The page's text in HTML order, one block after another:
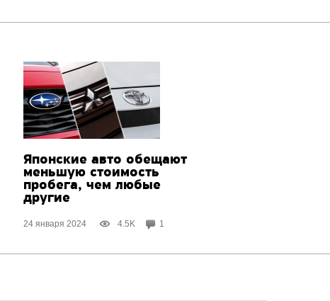
Японские авто обещают
меньшую стоимость
пробега, чем любые
другие
24 января 2024 4.5K 1